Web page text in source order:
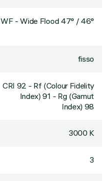
WF - Wide Flood 47° / 46°
fisso
CRI 92 - Rf (Colour Fidelity
Index) 91 - Rg (Gamut
Index) 98
3000 K
3